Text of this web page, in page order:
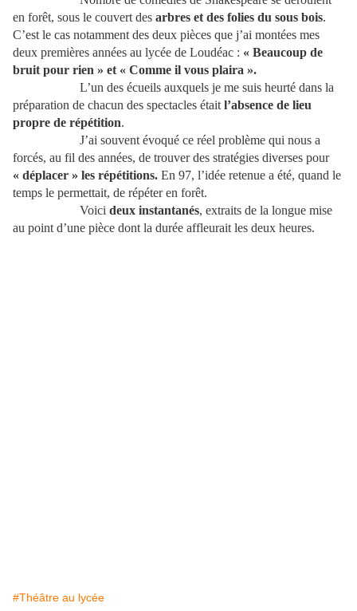
en forêt, sous le couvert des arbres et des folies du sous bois.
C’est le cas notamment des deux pièces que j’ai montées mes
deux premières années au lycée de Loudéac : « Beaucoup de
bruit pour rien » et « Comme il vous plaira ».
L’un des écueils auxquels je me suis heurté dans la
préparation de chacun des spectacles était l’absence de lieu
propre de répétition.
J’ai souvent évoqué ce réel problème qui nous a
forcés, au fil des années, de trouver des stratégies diverses pour
« déplacer » les répétitions. En 97, l’idée retenue a été, quand le
temps le permettait, de répéter en forêt.
Voici deux instantanés, extraits de la longue mise
au point d’une pièce dont la durée affleurait les deux heures.
#Théâtre au lycée